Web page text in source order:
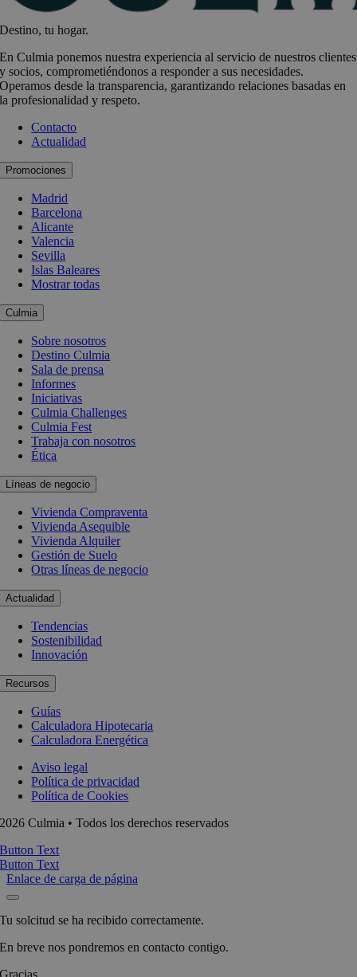
Destino, tu hogar.
En Culmia ponemos nuestra experiencia al servicio de nuestros clientes
y socios, comprometiéndonos a responder a sus necesidades.
Operamos desde la transparencia, garantizando relaciones basadas en
la profesionalidad y respeto.
Contacto
Actualidad
Promociones
Madrid
Barcelona
Alicante
Valencia
Sevilla
Islas Baleares
Mostrar todas
Culmia
Sobre nosotros
Destino Culmia
Sala de prensa
Informes
Iniciativas
Culmia Challenges
Culmia Fest
Trabaja con nosotros
Ética
Líneas de negocio
Vivienda Compraventa
Vivienda Asequible
Vivienda Alquiler
Gestión de Suelo
Otras líneas de negocio
Actualidad
Tendencias
Sostenibilidad
Innovación
Recursos
Guías
Calculadora Hipotecaria
Calculadora Energética
Aviso legal
Política de privacidad
Política de Cookies
2026 Culmia • Todos los derechos reservados
Button Text
Button Text
Enlace de carga de página
Tu solcitud se ha recibido correctamente.
En breve nos pondremos en contacto contigo.